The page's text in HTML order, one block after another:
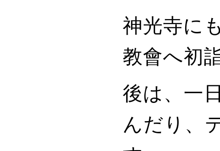
神光寺に
教會へ初
後は、一
んだり、